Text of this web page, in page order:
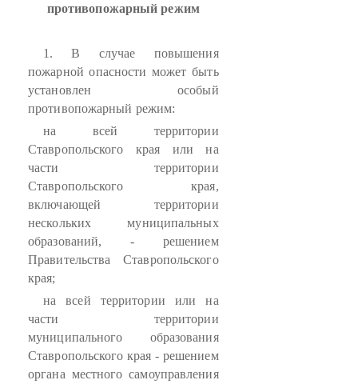
противопожарный режим
1. В случае повышения
пожарной опасности может быть
установлен особый
противопожарный режим:
на всей территории
Ставропольского края или на
части территории
Ставропольского края,
включающей территории
нескольких муниципальных
образований, - решением
Правительства Ставропольского
края;
на всей территории или на
части территории
муниципального образования
Ставропольского края - решением
органа местного самоуправления